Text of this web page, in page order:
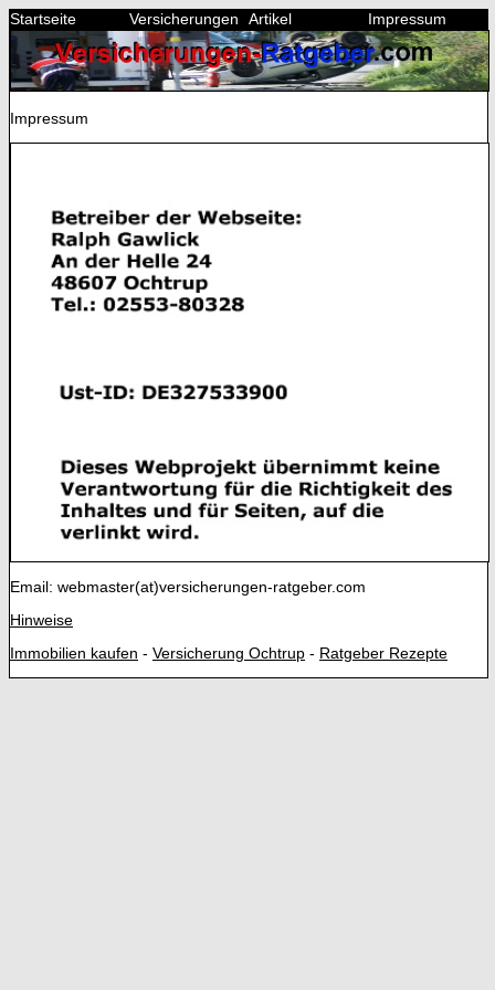
Startseite Versicherungen Artikel Impressum
Impressum
Email: webmaster(at)versicherungen-ratgeber.com
Hinweise
Immobilien kaufen - Versicherung Ochtrup - Ratgeber Rezepte